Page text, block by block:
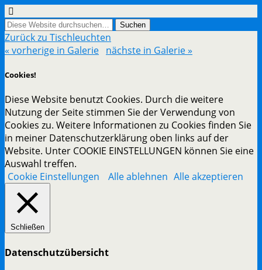
Zurück zu Tischleuchten
« vorherige in Galerie nächste in Galerie »
Cookies!
Diese Website benutzt Cookies. Durch die weitere
Nutzung der Seite stimmen Sie der Verwendung von
Cookies zu. Weitere Informationen zu Cookies finden Sie
in meiner Datenschutzerklärung oben links auf der
Website. Unter COOKIE EINSTELLUNGEN können Sie eine
Auswahl treffen.
Cookie Einstellungen
Alle ablehnen Alle akzeptieren
Schließen
Datenschutzübersicht